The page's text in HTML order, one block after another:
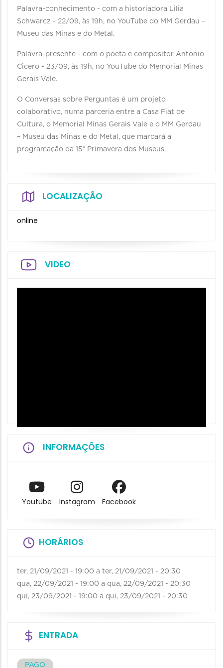
Palavra-conhecimento - com a historiadora Lilia
Schwarcz - 22/09, às 19h, no YouTube do MM Gerdau –
Museu das Minas e do Metal.
Palavra-presente - com o poeta e compositor Antonio
Cicero - 23/09, às 19h, no YouTube do Memorial Minas
Gerais Vale.
O Conversas sobre Perguntas é um projeto
colaborativo, numa parceria entre a Casa Fiat de
Cultura, o Memorial Minas Gerais Vale e o MM Gerdau
– Museu das Minas e do Metal, que marcará a
programação da 15ª Primavera dos Museus.
LOCALIZAÇÃO
online
VIDEO
INFORMAÇÕES
Youtube Instagram Facebook
HORÁRIOS
ter, 21/09/2021 - 19:00 a ter, 21/09/2021 - 20:30
qua, 22/09/2021 - 19:00 a qua, 22/09/2021 - 20:30
qui, 23/09/2021 - 19:00 a qui, 23/09/2021 - 20:30
ENTRADA
PAGO